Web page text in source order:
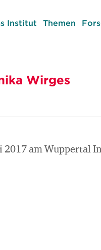
Institut Themen
Wirges
2017 am Wuppertal